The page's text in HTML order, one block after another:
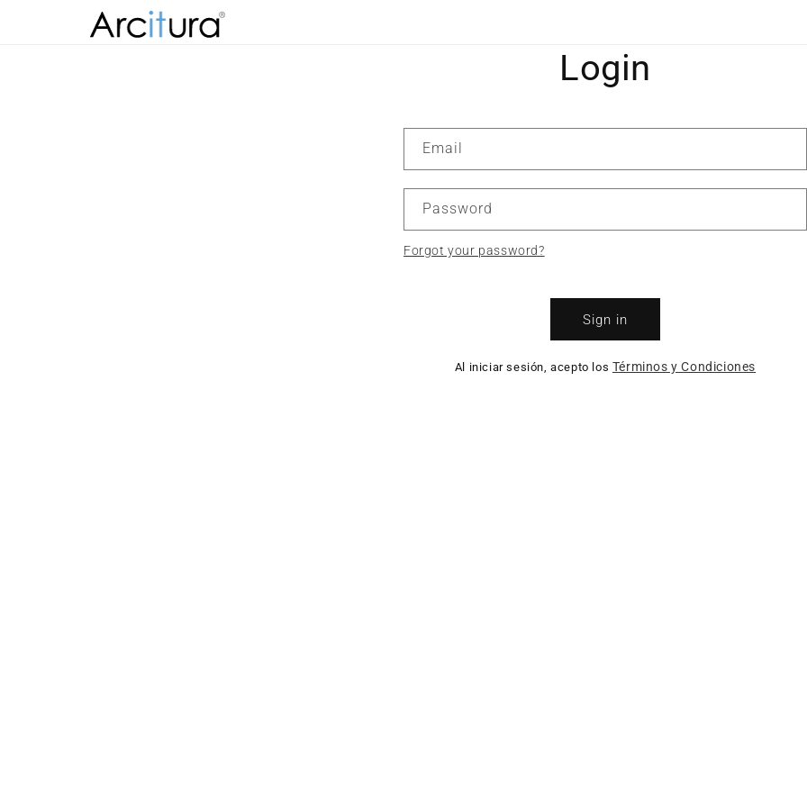
Login
Email
Password
Forgot your password?
Sign in
Al iniciar sesión, acepto los Términos y Condiciones